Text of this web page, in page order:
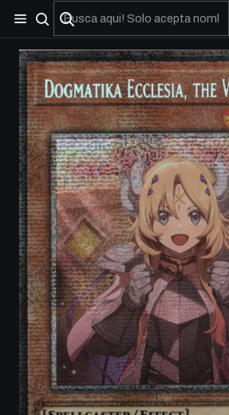
No olviden reportar sus depositos y